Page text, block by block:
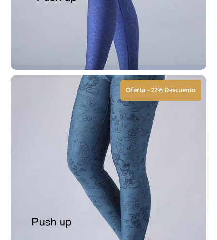
Leggings | ACM
579.00 449.00
Ver Tallas
Leggings | Push Up
579.00 $ 449.00
Ver Tallas
Oferta - 22% Descuento